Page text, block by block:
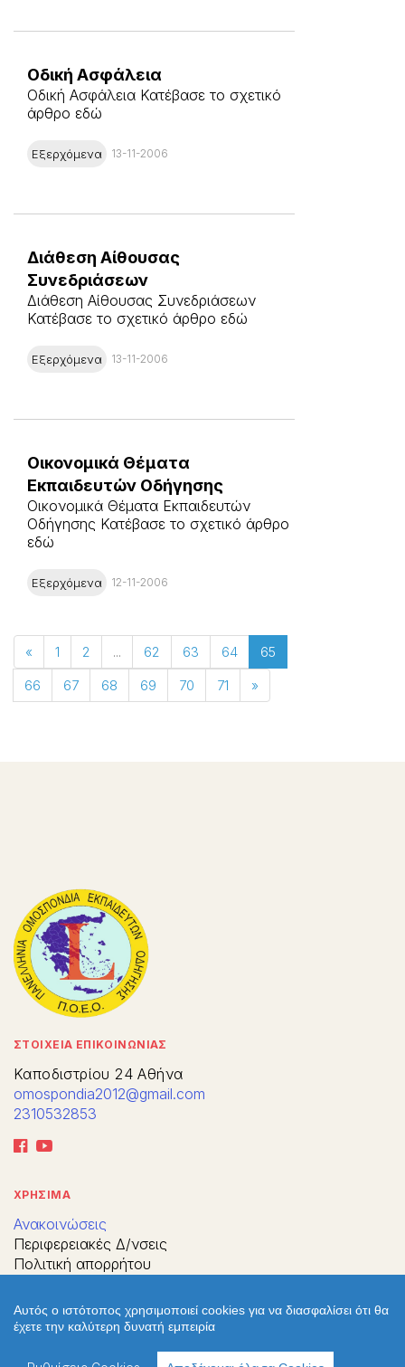
Οδική Ασφάλεια
Οδική Ασφάλεια Κατέβασε το σχετικό
άρθρο εδώ
Εξερχόμενα 13-11-2006
Διάθεση Αίθουσας
Συνεδριάσεων
Διάθεση Αίθουσας Συνεδριάσεων
Κατέβασε το σχετικό άρθρο εδώ
Εξερχόμενα 13-11-2006
Οικονομικά Θέματα
Εκπαιδευτών Οδήγησης
Οικονομικά Θέματα Εκπαιδευτών
Οδήγησης Κατέβασε το σχετικό άρθρο
εδώ
Εξερχόμενα 12-11-2006
« 1 2 ... 62 63 64
65
66
67 68 69 70 71 »
ΣΤΟΙΧΕΙΑ ΕΠΙΚΟΙΝΩΝΙΑΣ
Καποδιστρίου 24 Αθήνα
omospondia2012@gmail.com
2310532853
ΧΡΗΣΙΜΑ
Ανακοινώσεις
Περιφερειακές Δ/νσεις
Πολιτική απορρήτου
Χρήσιμοι σύνδεσμοι
Επικοινωνία
Αυτός ο ιστότοπος χρησιμοποιεί cookies για να διασφαλίσει ότι θα
έχετε την καλύτερη δυνατή εμπειρία